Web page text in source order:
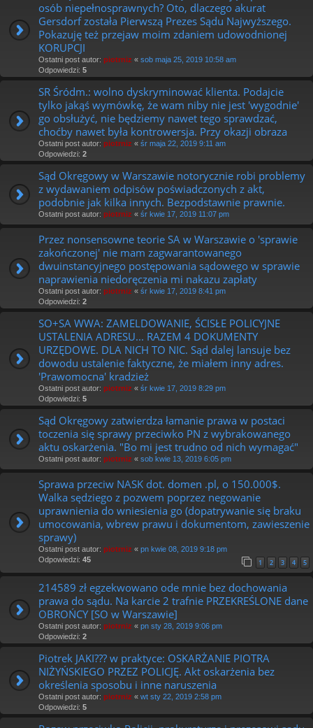
osób niepełnosprawnych? Oto, dlaczego akurat
Gersdorf została Pierwszą Prezes Sądu Najwyższego.
Pokazuję też przejaw moim zdaniem udowodnionej
KORUPCJI
Ostatni post autor: piotrniz « sob maja 25, 2019 10:58 am
Odpowiedzi: 5
SR Śródm.: wolno dyskryminować klienta. Podajcie
tylko jakąś wymówkę, że wam niby nie jest 'wygodnie'
go obsłużyć, nie będziemy nawet tego sprawdzać,
choćby nawet była kontrowersja. Przy okazji obraza
Ostatni post autor: piotrniz « śr maja 22, 2019 9:11 am
Odpowiedzi: 2
Sąd Okręgowy w Warszawie notorycznie robi problemy
z wydawaniem odpisów poświadczonych z akt,
podobnie jak kilka innych. Bezpodstawnie prawnie.
Ostatni post autor: piotrniz « śr kwie 17, 2019 11:07 pm
Przez nonsensowne teorie SA w Warszawie o 'sprawie
zakończonej' nie mam zagwarantowanego
dwuinstancyjnego postępowania sądowego w sprawie
naprawienia niedoręczenia mi nakazu zapłaty
Ostatni post autor: piotrniz « śr kwie 17, 2019 8:41 pm
Odpowiedzi: 2
SO+SA WWA: ZAMELDOWANIE, ŚCISŁE POLICYJNE
USTALENIA ADRESU... RAZEM 4 DOKUMENTY
URZĘDOWE. DLA NICH TO NIC. Sąd dalej lansuje bez
dowodu ustalenie faktyczne, że miałem inny adres.
'Prawomocna' kradzież
Ostatni post autor: piotrniz « śr kwie 17, 2019 8:29 pm
Odpowiedzi: 5
Sąd Okręgowy zatwierdza łamanie prawa w postaci
toczenia się sprawy przeciwko PN z wybrakowanego
aktu oskarżenia. "Bo mi jest trudno od nich wymagać"
Ostatni post autor: piotrniz « sob kwie 13, 2019 6:05 pm
Sprawa przeciw NASK dot. domen .pl, o 150.000$.
Walka sędziego z pozwem poprzez negowanie
uprawnienia do wniesienia go (dopatrywanie się braku
umocowania, wbrew prawu i dokumentom, zawieszenie
sprawy)
Ostatni post autor: piotrniz « pn kwie 08, 2019 9:18 pm
Odpowiedzi: 45 1 2 3 4 5
214589 zł egzekwowano ode mnie bez dochowania
prawa do sądu. Na karcie 2 trafnie PRZEKREŚLONE dane
OBROŃCY [SO w Warszawie]
Ostatni post autor: piotrniz « pn sty 28, 2019 9:06 pm
Odpowiedzi: 2
Piotrek JAKI??? w praktyce: OSKARŻANIE PIOTRA
NIŻYŃSKIEGO PRZEZ POLICJĘ. Akt oskarżenia bez
określenia sposobu i inne naruszenia
Ostatni post autor: piotrniz « wt sty 22, 2019 2:58 pm
Odpowiedzi: 5